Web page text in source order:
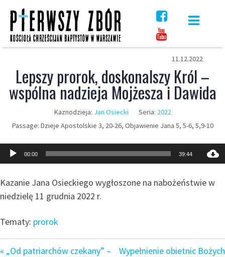
content
11.12.2022
Lepszy prorok, doskonalszy Król –
wspólna nadzieja Mojżesza i Dawida
Kaznodzieja: Jan Osiecki Seria: 2022
Passage: Dzieje Apostolskie 3, 20-26, Objawienie Jana 5, 5-6, 5,9-10
Odtwarzacz
plików
dźwiękowych
00:00 39:44
Kazanie Jana Osieckiego wygłoszone na nabożeństwie w
niedzielę 11 grudnia 2022 r.
Tematy: prorok
« „Od patriarchów czekany” –
Wypełnienie obietnic Bożych